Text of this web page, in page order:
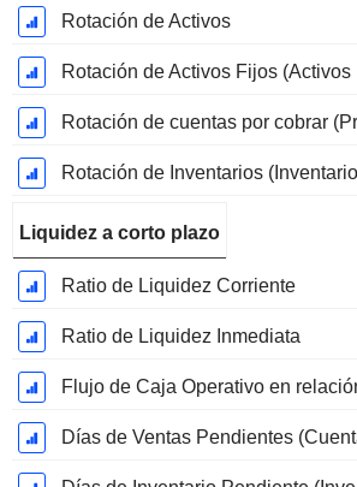
Rotación de Activos
Rotación de Inventarios
Liquidez a corto plazo
Ratio de Liquidez Corriente
Ratio de Liquidez Inmediata